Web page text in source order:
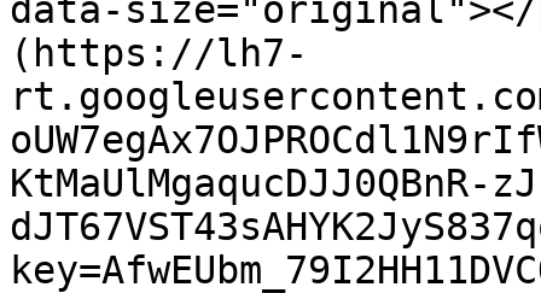
data-
(https://lh7-
rt.googleusercontent.com/
KtMaUlMgaqucDJJ0QBnR-